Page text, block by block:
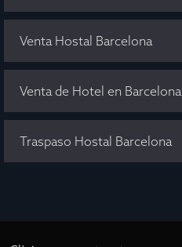
Venta Hostal Barcelona
Venta de Hotel en Barcelona
Traspaso Hostal Barcelona